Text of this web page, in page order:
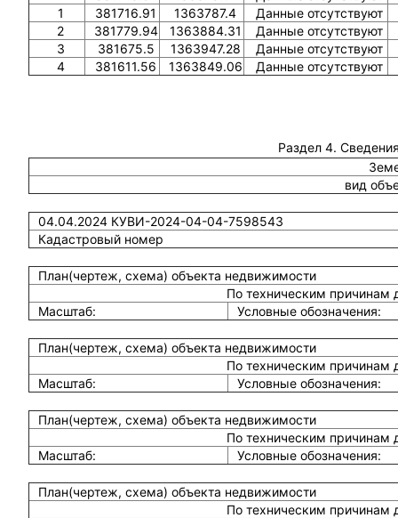
1
381716.91 1363787.4
Данные отсутствуют
2
381779.94 1363884.31
Данные отсутствуют
3
381675.5 1363947.28
Данные отсутствуют
4
381611.56 1363849.06 Данные отсутствуют
Раздел 4.
вид
04.04.2024 КУВИ-2024-04-04-7598543
Кадастровый номер
План(чертеж, схема) объекта недвижимости
По техническим причинам
Масштаб:
Условные обозначения:
План(чертеж, схема) объекта недвижимости
По техническим причинам
Масштаб:
Условные обозначения:
План(чертеж, схема) объекта недвижимости
По техническим причинам
Масштаб:
Условные обозначения:
План(чертеж, схема) объекта недвижимости
По техническим причинам